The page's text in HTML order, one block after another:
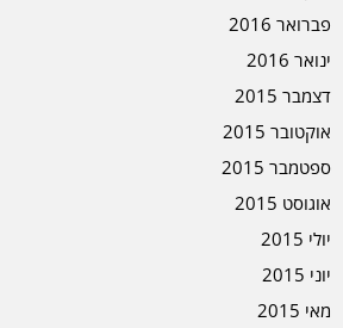
פברואר 2016
ינואר 2016
דצמבר 2015
אוקטובר 2015
ספטמבר 2015
אוגוסט 2015
יולי 2015
יוני 2015
מאי 2015